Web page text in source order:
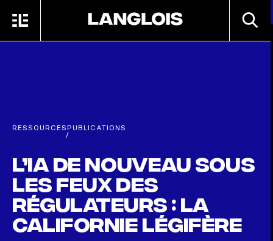
MENU
RESSOURCES
/
PUBLICATIONS
L’IA de nouveau sous
les feux des
régulateurs : la
Californie légifère